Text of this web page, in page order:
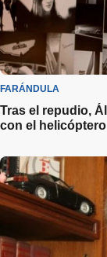
FARÁNDULA
Tras el repudio,
con el helicóptero